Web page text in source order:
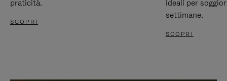
praticità.
SCOPRI
ideali per
settimane.
SCOPRI